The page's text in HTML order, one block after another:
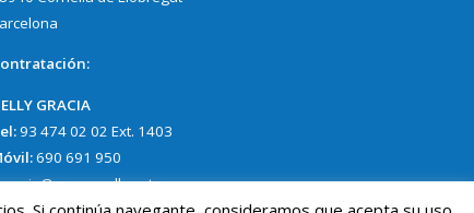
GRACIA
93 474 02 02 Ext. 1403
690 691 950